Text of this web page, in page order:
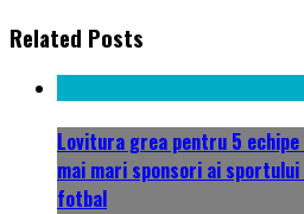
Related Posts
Lovitura grea pentru 5
mai mari sponsori ai
fotbal